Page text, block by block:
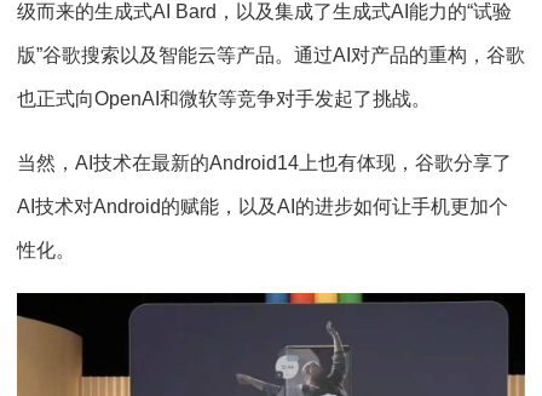
级而来的生成式AI Bard，以及集成了生成式AI能力的“试验
版”谷歌搜索以及智能云等产品。通过AI对产品的重构，谷歌
也正式向OpenAI和微软等竞争对手发起了挑战。
当然，AI技术在最新的Android14上也有体现，谷歌分享了
AI技术对Android的赋能，以及AI的进步如何让手机更加个
性化。